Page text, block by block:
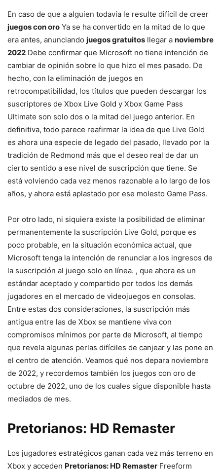
En caso de que a alguien todavía le resulte difícil de creer
juegos con oro Ya se ha convertido en la mitad de lo que
era antes, anunciando juegos gratuitos llegar a noviembre
2022 Debe confirmar que Microsoft no tiene intención de
cambiar de opinión sobre lo que hizo el mes pasado. De
hecho, con la eliminación de juegos en
retrocompatibilidad, los títulos que pueden descargar los
suscriptores de Xbox Live Gold y Xbox Game Pass
Ultimate son solo dos o la mitad del juego anterior. En
definitiva, todo parece reafirmar la idea de que Live Gold
es ahora una especie de legado del pasado, llevado por la
tradición de Redmond más que el deseo real de dar un
cierto sentido a ese nivel de suscripción que tiene. Se
está volviendo cada vez menos razonable a lo largo de los
años, y ahora está aplastado por ese molesto Game Pass.
Por otro lado, ni siquiera existe la posibilidad de eliminar
permanentemente la suscripción Live Gold, porque es
poco probable, en la situación económica actual, que
Microsoft tenga la intención de renunciar a los ingresos de
la suscripción al juego solo en línea. , que ahora es un
estándar aceptado y compartido por todos los demás
jugadores en el mercado de videojuegos en consolas.
Entre estas dos consideraciones, la suscripción más
antigua entre las de Xbox se mantiene viva con
compromisos mínimos por parte de Microsoft, al tiempo
que revela algunas perlas difíciles de canjear y las pone en
el centro de atención. Veamos qué nos depara noviembre
de 2022, y recordemos también los juegos con oro de
octubre de 2022, uno de los cuales sigue disponible hasta
mediados de mes.
Pretorianos: HD Remaster
Los jugadores estratégicos ganan cada vez más terreno en
Xbox y acceden Pretorianos: HD Remaster Freeform